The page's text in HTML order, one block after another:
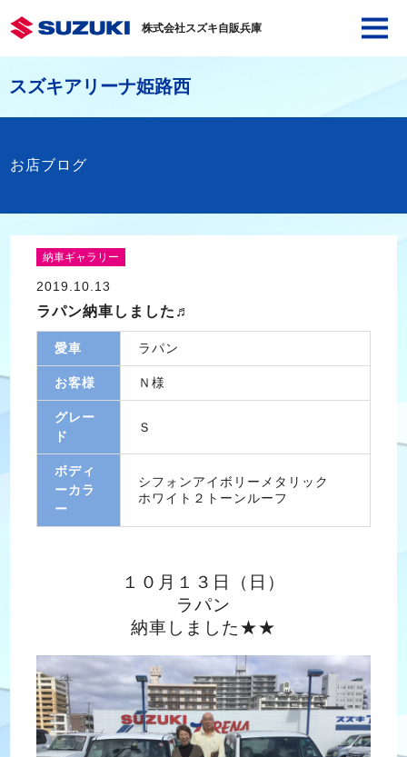
株式会社スズキ自販兵庫
スズキアリーナ姫路西
お店ブログ
納車ギャラリー
2019.10.13
ラパン納車しました♬
愛車 ラパン
お客様 Ｎ様
グレー
ド
Ｓ
ボディ
ーカラ
ー
シフォンアイボリーメタリック
ホワイト２トーンルーフ
１０月１３日（日）
ラパン
納車しました★★